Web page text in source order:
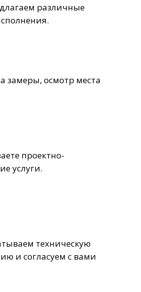
различные
замеры, осмотр места
проектно-
услуги.
техническую
и согласуем с вами